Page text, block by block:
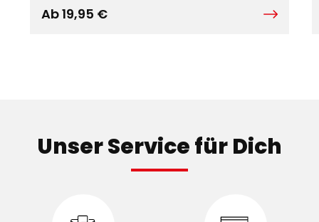
Ab 19,95 €
Unser Service für Dich